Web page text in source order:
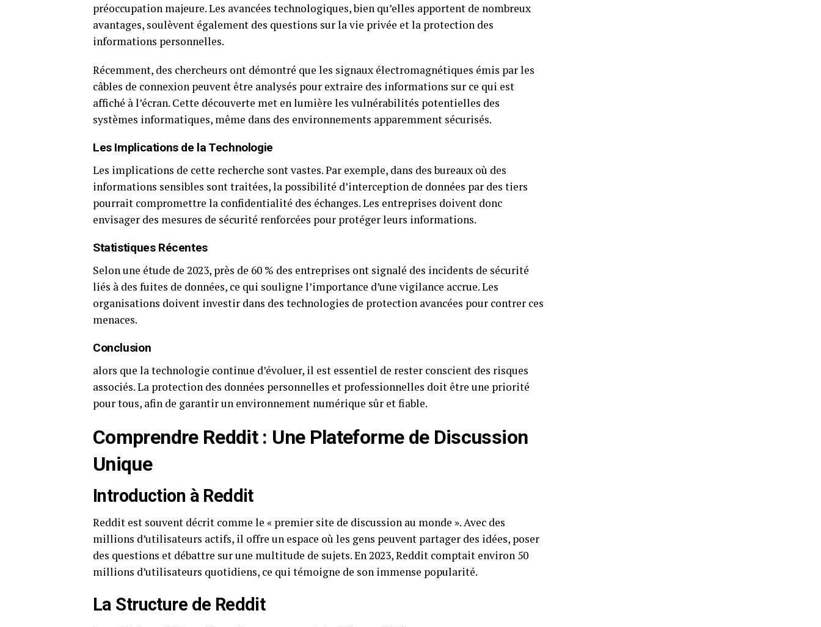
préoccupation majeure. Les avancées technologiques, bien qu’elles apportent de nombreux
avantages, soulèvent également des questions sur la vie privée et la protection des
informations personnelles.
Récemment, des chercheurs ont démontré que les signaux électromagnétiques émis par les
câbles de connexion peuvent être analysés pour extraire des informations sur ce qui est
affiché à l’écran. Cette découverte met en lumière les vulnérabilités potentielles des
systèmes informatiques, même dans des environnements apparemment sécurisés.
Les Implications de la Technologie
Les implications de cette recherche sont vastes. Par exemple, dans des bureaux où des
informations sensibles sont traitées, la possibilité d’interception de données par des tiers
pourrait compromettre la confidentialité des échanges. Les entreprises doivent donc
envisager des mesures de sécurité renforcées pour protéger leurs informations.
Statistiques Récentes
Selon une étude de 2023, près de 60 % des entreprises ont signalé des incidents de sécurité
liés à des fuites de données, ce qui souligne l’importance d’une vigilance accrue. Les
organisations doivent investir dans des technologies de protection avancées pour contrer ces
menaces.
Conclusion
alors que la technologie continue d’évoluer, il est essentiel de rester conscient des risques
associés. La protection des données personnelles et professionnelles doit être une priorité
pour tous, afin de garantir un environnement numérique sûr et fiable.
Comprendre Reddit : Une Plateforme de Discussion
Unique
Introduction à Reddit
Reddit est souvent décrit comme le « premier site de discussion au monde ». Avec des
millions d’utilisateurs actifs, il offre un espace où les gens peuvent partager des idées, poser
des questions et débattre sur une multitude de sujets. En 2023, Reddit comptait environ 50
millions d’utilisateurs quotidiens, ce qui témoigne de son immense popularité.
La Structure de Reddit